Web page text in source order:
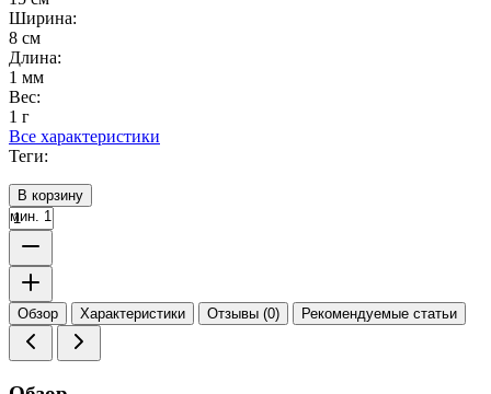
Ширина:
8 см
Длина:
1 мм
Вес:
1 г
Все характеристики
Теги:
В корзину
мин. 1
Обзор Характеристики Отзывы (0) Рекомендуемые статьи